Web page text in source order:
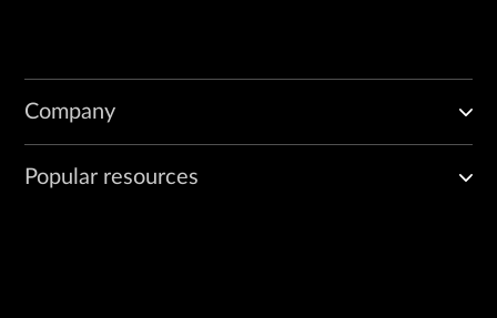
Company
Popular resources